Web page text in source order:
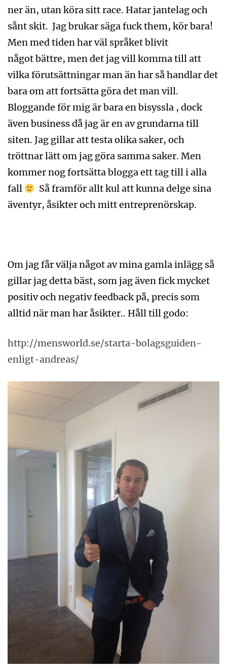
ner än, utan köra sitt race. Hatar jantelag och
sånt skit. Jag brukar säga fuck them, kör bara!
Men med tiden har väl språket blivit
något bättre, men det jag vill komma till att
vilka förutsättningar man än har så handlar det
bara om att fortsätta göra det man vill.
Bloggande för mig är bara en bisyssla , dock
även business då jag är en av grundarna till
siten. Jag gillar att testa olika saker, och
tröttnar lätt om jag göra samma saker. Men
kommer nog fortsätta blogga ett tag till i alla
fall
Så framför allt kul att kunna delge sina
äventyr, åsikter och mitt entreprenörskap.
Om jag får välja något av mina gamla inlägg så
gillar jag detta bäst, som jag även fick mycket
positiv och negativ feedback på, precis som
alltid när man har åsikter.. Håll till godo:
http://mensworld.se/starta-bolagsguiden-
enligt-andreas/